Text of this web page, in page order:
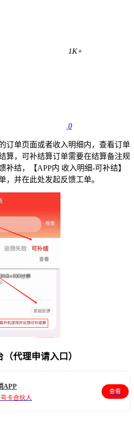
1K+
0
订单页面或者收入明细内，查看订单
算，可补结算订单需要在结算备注规
补结，【APP内 收入明细-可补结】
，并在此处发起反馈工单。
代理申请入口）
APP
卡合伙人
查看